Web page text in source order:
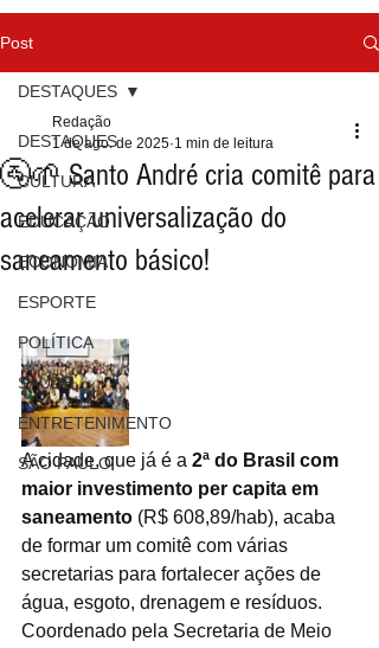
Post
DESTAQUES
CULTURA
EDUCAÇÃO
ECONOMIA
ESPORTE
POLÍTICA
SAÚDE
ENTRETENIMENTO
SÃO PAULO
DESTAQUES
🚰🌱 Santo André cria comitê para
acelerar universalização do
saneamento básico!
Redação
1 de ago. de 2025 1 min de leitura
A cidade, que já é a 2ª do Brasil com
maior investimento per capita em
saneamento (R$ 608,89/hab), acaba
de formar um comitê com várias
secretarias para fortalecer ações de
água, esgoto, drenagem e resíduos.
Coordenado pela Secretaria de Meio